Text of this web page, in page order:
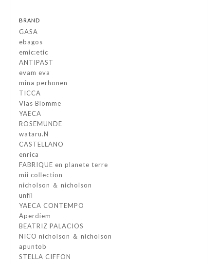
BRAND
GASA
ebagos
emic:etic
ANTIPAST
evam eva
mina perhonen
TICCA
Vlas Blomme
YAECA
ROSEMUNDE
wataru.N
CASTELLANO
enrica
FABRIQUE en planete terre
mii collection
nicholson ＆ nicholson
unfil
YAECA CONTEMPO
Aperdiem
BEATRIZ PALACIOS
NICO nicholson ＆ nicholson
apuntob
STELLA CIFFON